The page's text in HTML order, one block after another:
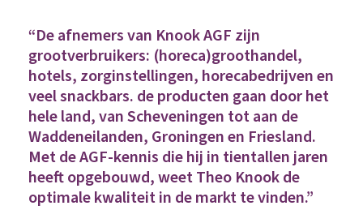
“De afnemers van Knook AGF zijn
grootverbruikers: (horeca)groothandel,
hotels, zorginstellingen, horecabedrijven en
veel snackbars. de producten gaan door het
hele land, van Scheveningen tot aan de
Waddeneilanden, Groningen en Friesland.
Met de AGF-kennis die hij in tientallen jaren
heeft opgebouwd, weet Theo Knook de
optimale kwaliteit in de markt te vinden.”